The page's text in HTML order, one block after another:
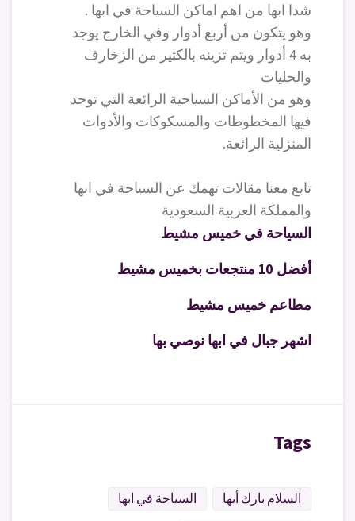
شدا ابها من اهم اماكن السياحة في ابها .
وهو يتكون من أربع أدوار وفي الخارج يوجد
به 4 أدوار ويتم تزينه بالكثير من الزخارف
والحليات
وهو من الأماكن السياحية الرائعة التي توجد
فيها المخطوطات والمسكوكات والأدوات
المنزلية الرائعة.
تابع معنا مقالات تهمك عن السياحة في ابها
والمملكة العربية السعودية
السياحة في خميس مشيط
أفضل 10 منتجعات بخميس مشيط
مطاعم خميس مشيط
اشهر جبال في ابها نوصي بها
Tags
السلام بارك أبها السياحة في ابها